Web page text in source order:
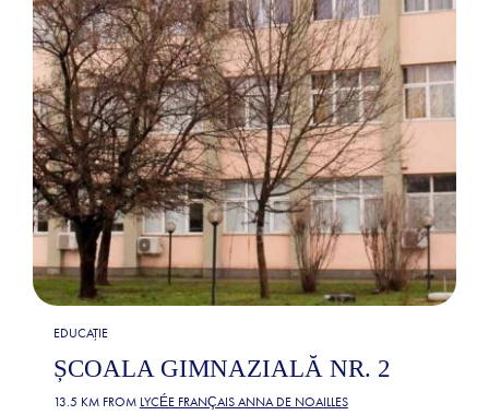
EDUCAȚIE
ȘCOALA GIMNAZIALĂ NR. 2
13.5 KM FROM LYCÉE FRANÇAIS ANNA DE NOAILLES